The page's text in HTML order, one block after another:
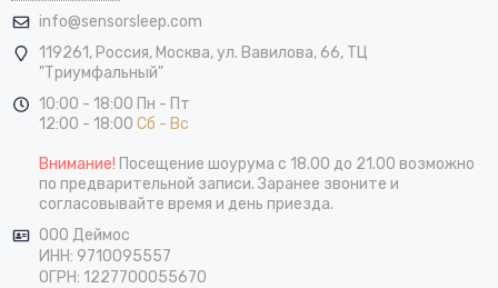
info@sensorsleep.com
119261, Россия, Москва,ул. Вавилова, 66, ТЦ
"Триумфальный"
10:00 - 18:00 Пн - Пт
12:00 - 18:00 Сб - Вс
Внимание! Посещение шоурума с 18.00 до 21.00 возможно
по предварительной записи. Заранее звоните и
согласовывайте время и день приезда.
ООО Деймос
ИНН: 9710095557
ОГРН: 1227700055670